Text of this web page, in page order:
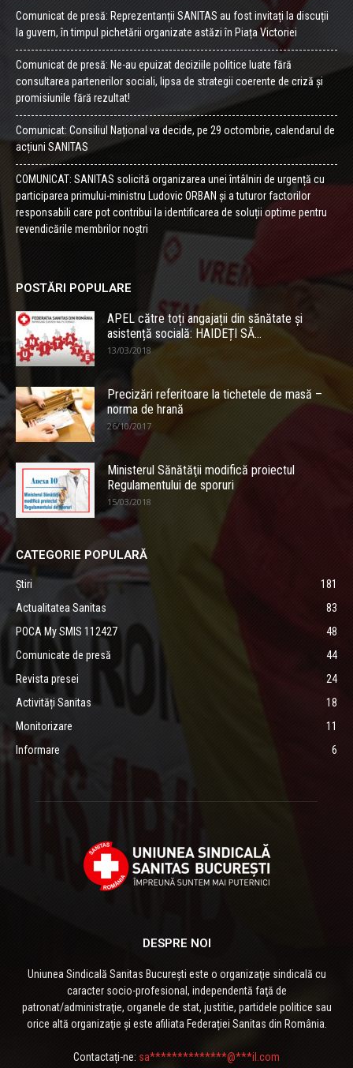
Comunicat de presă: Reprezentanții SANITAS au fost invitați la discuții
la guvern, în timpul pichetării organizate astăzi în Piața Victoriei
Comunicat de presă: Ne-au epuizat deciziile politice luate fără
consultarea partenerilor sociali, lipsa de strategii coerente de criză și
promisiunile fără rezultat!
Comunicat: Consiliul Național va decide, pe 29 octombrie, calendarul de
acțiuni SANITAS
COMUNICAT: SANITAS solicită organizarea unei întâlniri de urgență cu
participarea primului-ministru Ludovic ORBAN și a tuturor factorilor
responsabili care pot contribui la identificarea de soluții optime pentru
revendicările membrilor noștri
POSTĂRI POPULARE
APEL către toți angajații din sănătate și
asistență socială: HAIDEȚI SĂ...
13/03/2018
Precizări referitoare la tichetele de masă –
norma de hrană
26/10/2017
Ministerul Sănătăţii modifică proiectul
Regulamentului de sporuri
15/03/2018
CATEGORIE POPULARĂ
Știri
181
Actualitatea Sanitas
83
POCA My SMIS 112427
48
Comunicate de presă
44
Revista presei
24
Activități Sanitas
18
Monitorizare
11
Informare
6
DESPRE NOI
Uniunea Sindicală Sanitas București este o organizaţie sindicală cu
caracter socio-profesional, independentă faţă de
patronat/administraţie, organele de stat, justitie, partidele politice sau
orice altă organizaţie și este afiliata Federației Sanitas din România.
Contactați-ne: sa**************@***il.com